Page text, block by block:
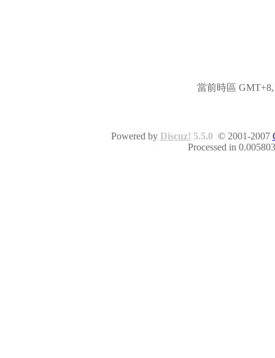
當前時區 GMT+8,
Powered by Discuz! 5.5.0 © 2001-2007
Processed in